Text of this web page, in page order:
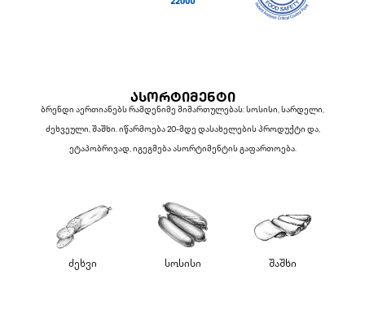
ᲐᲡᲝᲠᲢᲘᲛᲔᲜᲢᲘ
ბრენდი აერთიანებს რამდენიმე მიმართულებას: სოსისი, სარდელი,
ძეხვეული, შაშხი. იწარმოება 20-მდე დასახელების პროდუქტი და,
ეტაპობრივად, იგეგმება ასორტიმენტის გაფართოება.
ძეხვი სოსისი შაშხი